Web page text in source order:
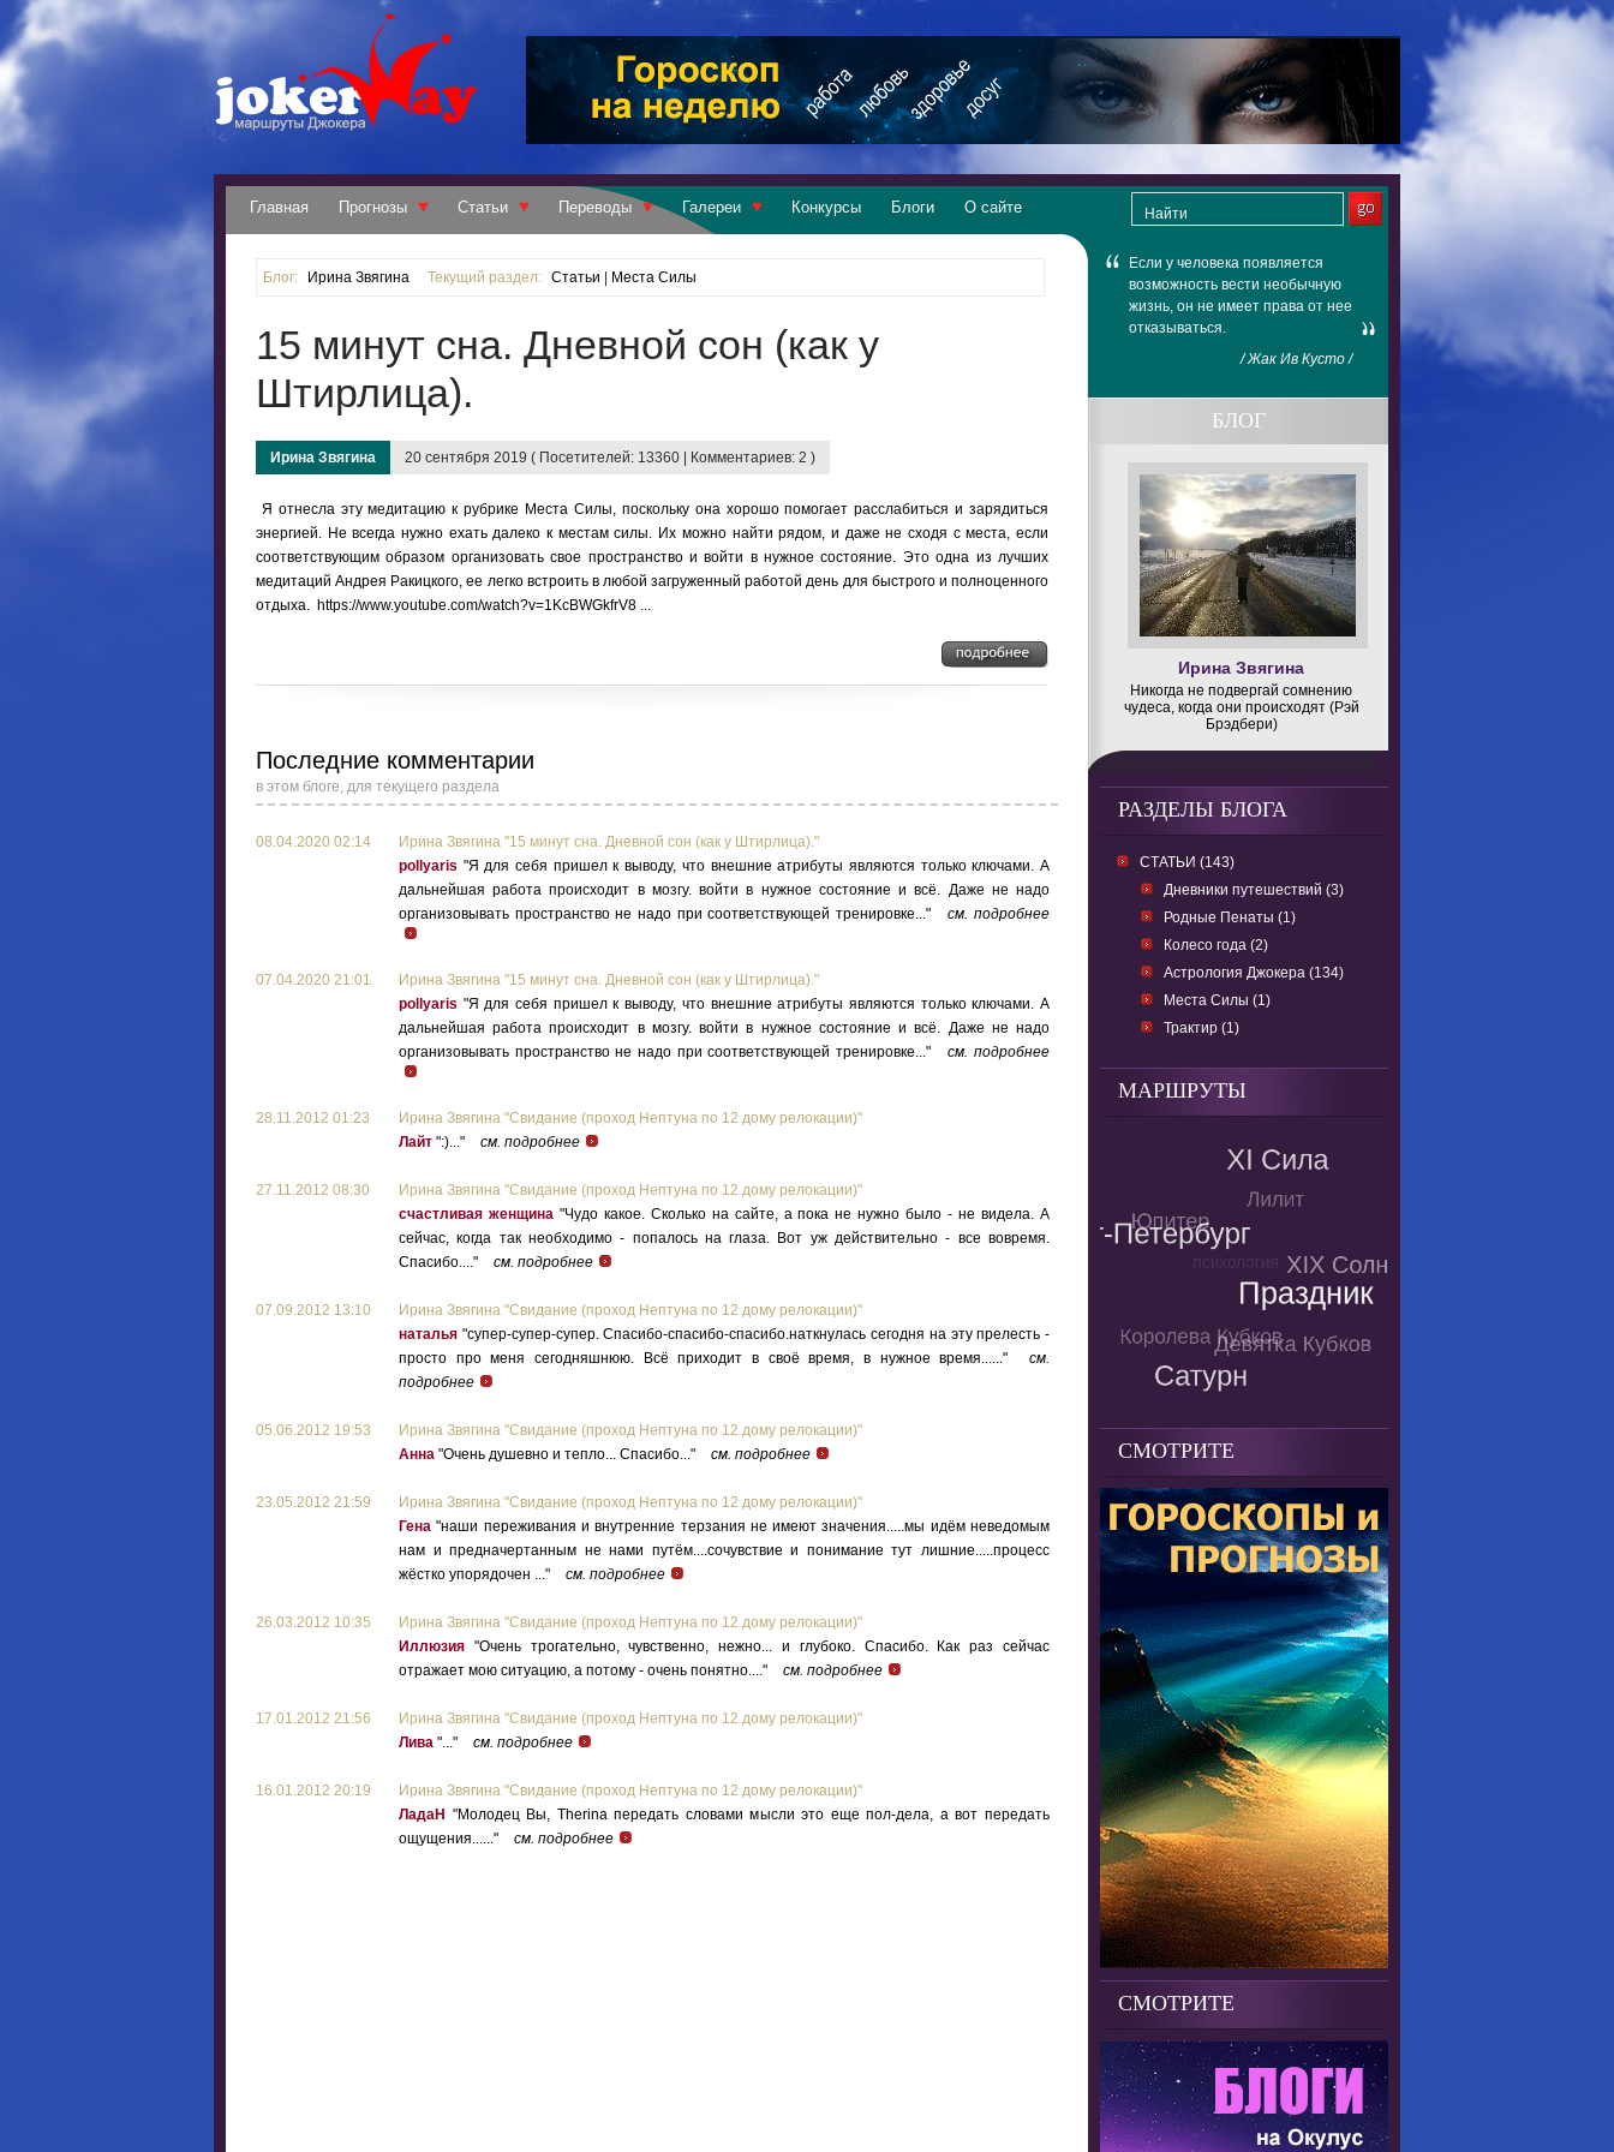
Главная Прогнозы Статьи Переводы Галереи Конкурсы Блоги О сайте
Блог: Ирина Звягина Текущий раздел: Статьи Места Силы
15 минут сна. Дневной сон (как у
Штирлица).
Ирина Звягина 20 сентября 2019 ( Посетителей: 13360 | Комментариев: 2 )
Я отнесла эту медитацию к рубрике Места Силы, поскольку она хорошо помогает расслабиться и зарядиться
энергией. Не всегда нужно ехать далеко к местам силы. Их можно найти рядом, и даже не сходя с места, если
соответствующим образом организовать свое пространство и войти в нужное состояние. Это одна из лучших
медитаций Андрея Ракицкого, ее легко встроить в любой загруженный работой день для быстрого и полноценного
отдыха. https://www.youtube.com/watch?v=1KcBWGkfrV8 ...
Последние комментарии
в этом блоге, для текущего раздела
08.04.2020 02:14
Ирина Звягина "15 минут сна. Дневной сон (как у Штирлица)."
pollyaris "Я для себя пришел к выводу, что внешние атрибуты являются только ключами. А
дальнейшая работа происходит в мозгу. войти в нужное состояние и всё. Даже не надо
организовывать пространство не надо при соответствующей тренировке..."
см. подробнее
07.04.2020 21:01
Ирина Звягина "15 минут сна. Дневной сон (как у Штирлица)."
pollyaris "Я для себя пришел к выводу, что внешние атрибуты являются только ключами. А
дальнейшая работа происходит в мозгу. войти в нужное состояние и всё. Даже не надо
организовывать пространство не надо при соответствующей тренировке..."
см. подробнее
28.11.2012 01:23
Ирина Звягина "Свидание (проход Нептуна по 12 дому релокации)"
Лайт ":)..." см. подробнее
27.11.2012 08:30
Ирина Звягина "Свидание (проход Нептуна по 12 дому релокации)"
счастливая женщина"Чудо какое. Сколько на сайте, а пока не нужно было - не видела. А
сейчас, когда так необходимо - попалось на глаза. Вот уж действительно - все вовремя.
Спасибо...."
см. подробнее
07.09.2012 13:10
Ирина Звягина "Свидание (проход Нептуна по 12 дому релокации)"
наталья "супер-супер-супер. Спасибо-спасибо-спасибо.наткнулась сегодня на эту прелесть -
просто про меня сегодняшнюю. Всё приходит в своё время, в нужное время......"
см.
подробнее
05.06.2012 19:53
Ирина Звягина "Свидание (проход Нептуна по 12 дому релокации)"
Анна "Очень душевно и тепло... Спасибо..." см. подробнее
23.05.2012 21:59
Ирина Звягина "Свидание (проход Нептуна по 12 дому релокации)"
Гена "наши переживания и внутренние терзания не имеют значения.....мы идём неведомым
нам и предначертанным не нами путём....сочувствие и понимание тут лишние.....процесс
жёстко упорядочен ..."
см. подробнее
26.03.2012 10:35
Ирина Звягина "Свидание (проход Нептуна по 12 дому релокации)"
Иллюзия "Очень трогательно, чувственно, нежно... и глубоко. Спасибо. Как раз сейчас
отражает мою ситуацию, а потому - очень понятно...."
см. подробнее
17.01.2012 21:56
Ирина Звягина "Свидание (проход Нептуна по 12 дому релокации)"
Лива "..." см. подробнее
16.01.2012 20:19
Ирина Звягина "Свидание (проход Нептуна по 12 дому релокации)"
ЛадаН "Молодец Вы, Therina передать словами мысли это еще пол-дела, а вот передать
ощущения......"
см. подробнее
Если у человека появляется
возможность вести необычную
жизнь, он не имеет права от нее
отказываться.
/ Жак Ив Кусто /
БЛОГ
Ирина Звягина
Никогда не подвергай сомнению
чудеса, когда они происходят (Рэй
Брэдбери)
РАЗДЕЛЫ БЛОГА
СТАТЬИ (143)
Дневники путешествий (3)
Родные Пенаты (1)
Колесо года (2)
Астрология Джокера (134)
Места Силы (1)
Трактир (1)
МАРШРУТЫ
СМОТРИТЕ
СМОТРИТЕ